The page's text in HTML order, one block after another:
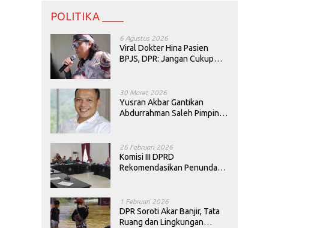
POLITIKA ____
6 Agustus 2026
Viral Dokter Hina Pasien
BPJS, DPR: Jangan Cukup
30 Maret 2026
Yusran Akbar Gantikan
Abdurrahman Saleh Pimpin
26 Februari 2026
Komisi III DPRD
Rekomendasikan Penundaan
1 Februari 2026
DPR Soroti Akar Banjir, Tata
Ruang dan Lingkungan